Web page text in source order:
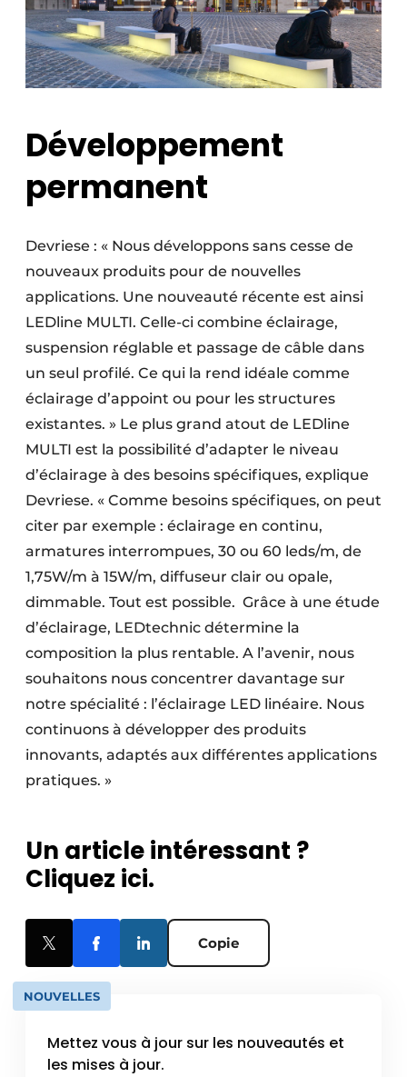
Développement
permanent
Devriese : « Nous développons sans cesse de
nouveaux produits pour de nouvelles
applications. Une nouveauté récente est ainsi
LEDline MULTI. Celle-ci combine éclairage,
suspension réglable et passage de câble dans
un seul profilé. Ce qui la rend idéale comme
éclairage d’appoint ou pour les structures
existantes. » Le plus grand atout de LEDline
MULTI est la possibilité d’adapter le niveau
d’éclairage à des besoins spécifiques, explique
Devriese. « Comme besoins spécifiques, on peut
citer par exemple : éclairage en continu,
armatures interrompues, 30 ou 60 leds/m, de
1,75W/m à 15W/m, diffuseur clair ou opale,
dimmable. Tout est possible. Grâce à une étude
d’éclairage, LEDtechnic détermine la
composition la plus rentable. A l’avenir, nous
souhaitons nous concentrer davantage sur
notre spécialité : l’éclairage LED linéaire. Nous
continuons à développer des produits
innovants, adaptés aux différentes applications
pratiques. »
Un article intéressant ?
Cliquez ici.
Copie
NOUVELLES
Mettez vous à jour sur les nouveautés et
les mises à jour.